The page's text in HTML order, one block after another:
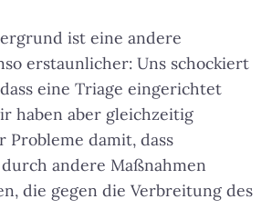
ist eine andere
erstaunlicher: Uns schockiert
eine Triage eingerichtet
haben aber gleichzeitig
damit, dass
andere Maßnahmen
die gegen die Verbreitung des